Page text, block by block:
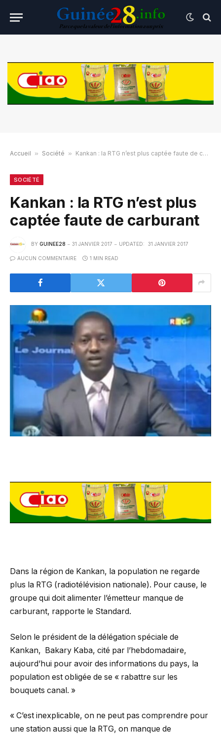
Accueil » Société » Kankan : la RTG n’est plus captée faute de carburant
SOCIÉTÉ
Kankan : la RTG n’est plus
captée faute de carburant
BY GUINEE28 31 JANVIER 2017 UPDATED: 31 JANVIER 2017
AUCUN COMMENTAIRE 1 MIN READ
Dans la région de Kankan, la population ne regarde
plus la RTG (radiotélévision nationale). Pour cause, le
groupe qui doit alimenter l’émetteur manque de
carburant, rapporte le Standard.
Selon le président de la délégation spéciale de
Kankan, Bakary Kaba, cité par l’hebdomadaire,
aujourd’hui pour avoir des informations du pays, la
population est obligée de se « rabattre sur les
bouquets canal. »
« C’est inexplicable, on ne peut pas comprendre pour
une station aussi que la RTG, on manque de